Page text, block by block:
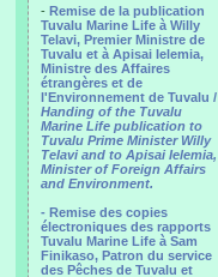
- Remise de la publication
Tuvalu Marine Life à Willy
Telavi, Premier Ministre de
Tuvalu et à Apisai Ielemia,
Ministre des Affaires
étrangères et de
l'Environnement de Tuvalu /
Handing of the Tuvalu
Marine Life publication to
Tuvalu Prime Minister Willy
Telavi and to Apisai Ielemia,
Minister of Foreign Affairs
and Environment.
- Remise des copies
électroniques des rapports
Tuvalu Marine Life à Sam
Finikaso, Patron du service
des Pêches de Tuvalu et